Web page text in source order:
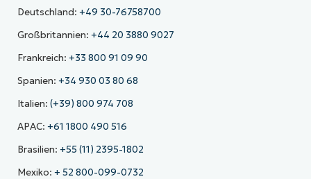
Deutschland: +49 30-76758700
Großbritannien: +44 20 3880 9027
Frankreich: +33 800 91 09 90
Spanien: +34 930 03 80 68
Italien: (+39) 800 974 708
APAC: +61 1800 490 516
Brasilien: +55 (11) 2395-1802
Mexiko: + 52 800-099-0732